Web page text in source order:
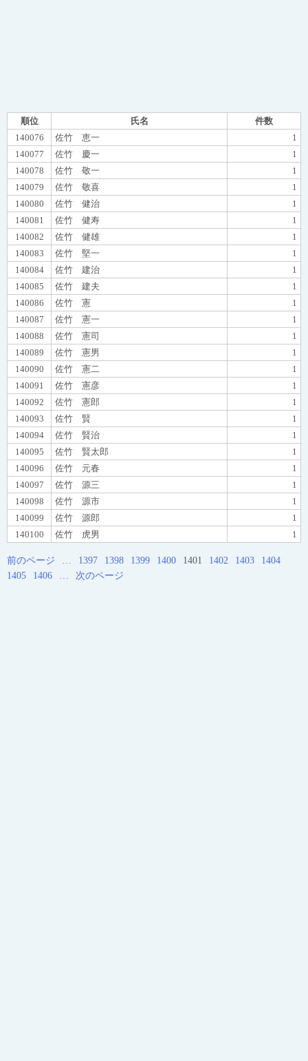
順位 氏名
件数
140076
佐竹 恵一
1
140077
佐竹 慶一
1
140078
佐竹 敬一
1
140079
佐竹 敬喜
1
140080
佐竹 健治
1
140081
佐竹 健寿
1
140082
佐竹 健雄
1
140083
佐竹 堅一
1
140084
佐竹 建治
1
140085
佐竹 建夫
1
140086
佐竹 憲
1
140087
佐竹 憲一
1
140088
佐竹 憲司
1
140089
佐竹 憲男
1
140090
佐竹 憲二
1
140091
佐竹 憲彦
1
140092
佐竹 憲郎
1
140093
佐竹 賢
1
140094
佐竹 賢治
1
140095
佐竹 賢太郎
1
140096
佐竹 元春
1
140097
佐竹 源三
1
140098
佐竹 源市
1
140099
佐竹 源郎
1
140100
佐竹 虎男 1
前のページ … 1397 1398 1399 1400 1401 1402 1403
1404
1405
1406 … 次のページ